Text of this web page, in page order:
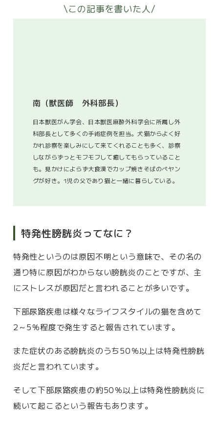
\この記事を書いた人/
南（獣医師 外科部長）
日本獣医がん学会、日本獣医麻酔外科学会に所属し外
科部長として多くの手術症例を担当。犬猫からよく好
かれ診察を楽しみにして来てくれることも多く、診察
しながらずっとモフモフして癒してもらっていること
も。見かけによらず大食漢でカップ焼きそばのペヤン
グが好き。1児の父であり猫と一緒に暮らしている。
特発性膀胱炎ってなに？
特発性というのは原因不明という意味で、その名の
通り特に原因がわからない膀胱炎のことですが、主
にストレスが原因だと言われることが多いです。
下部尿路疾患は様々なライフスタイルの猫を含めて
2～5％程度で発生すると報告されています。
また症状のある膀胱炎のうち50％以上は特発性膀胱
炎だと言われています。
そして下部尿路疾患の約50％以上は特発性膀胱炎に
続いて起こるという報告もあります。